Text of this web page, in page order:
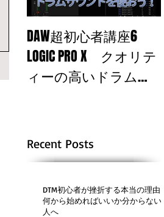
DAW超初心者講座6
LOGIC PRO X クオリテ
ィーの高いドラムサ
Recent Posts
DTM初心者が挫折する本当の理由。
何から始めればいいか分からない
人へ